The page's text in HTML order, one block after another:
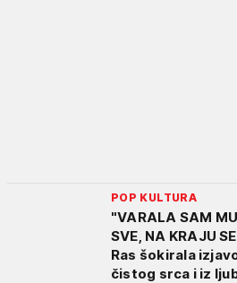
POP KULTURA
"VARALA SAM
SVE, NA KRAJU
Ras šokirala
čistog srca i iz